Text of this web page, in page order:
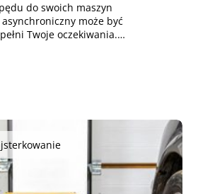
do swoich maszyn
może być
Twoje oczekiwania.…